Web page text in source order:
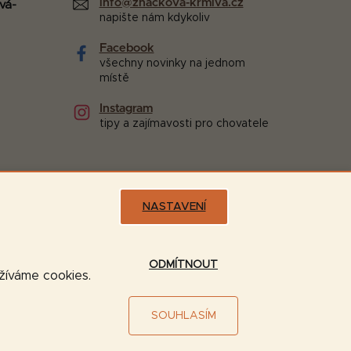
cookies.
SOUHLASÍM
NASTAVENÍ
ODMÍTNOUT
info@znackova-krmiva.cz
napište nám kdykoliv
Facebook
všechny novinky na jednom
místě
Instagram
tipy a zajímavosti pro chovatele